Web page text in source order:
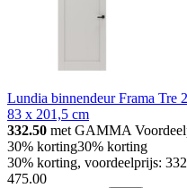
Lundia binnendeur Frama Tre
83 x 201,5 cm
332.50 met GAMMA
30% korting30% korting
30% korting, voordeelprijs:
475.00